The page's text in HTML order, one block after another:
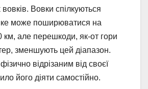
Вовки спілкуються
може поширюватися на
км, але перешкоди, як-от гори
зменшують цей діапазон.
відрізаним від своєї
його діяти самостійно.